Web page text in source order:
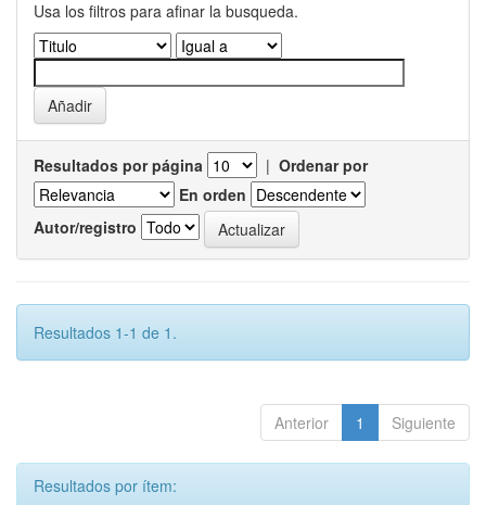
Usa los filtros para afinar la busqueda.
Resultados por página | Ordenar por
En orden
Autor/registro
Resultados 1-1 de 1.
Anterior 1 Siguiente
Resultados por ítem: